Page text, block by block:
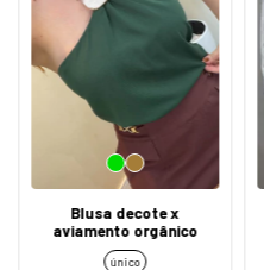
Blusa decote x
aviamento orgânico
único